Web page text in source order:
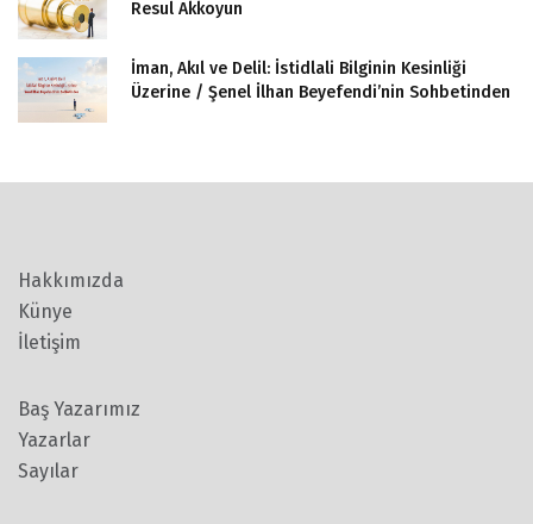
Resul Akkoyun
İman, Akıl ve Delil: İstidlali Bilginin Kesinliği
Üzerine / Şenel İlhan Beyefendi’nin Sohbetinden
Hakkımızda
Künye
İletişim
Baş Yazarımız
Yazarlar
Sayılar